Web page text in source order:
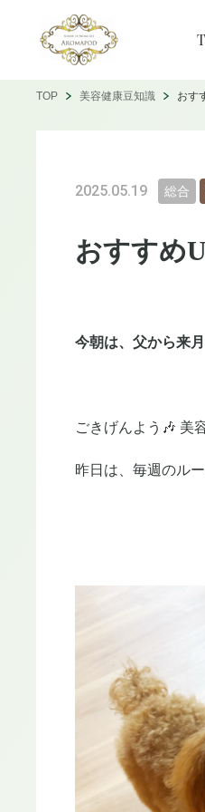
TOP 美容健康豆知識 おす
2025.05.19 総合
おすすめ
今朝は、父から来
ごきげんよう🎶 美
昨日は、毎週のル